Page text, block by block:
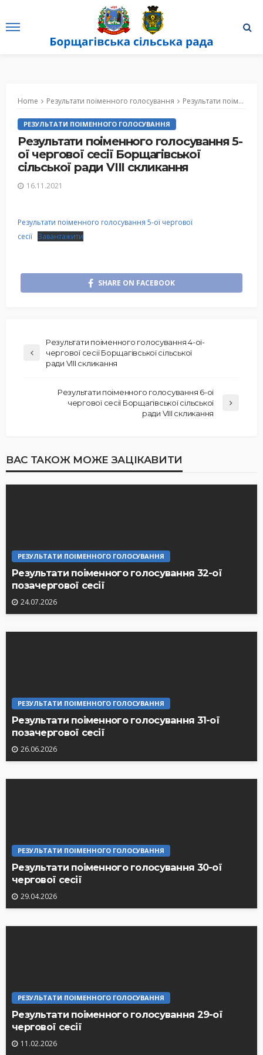
Home Результати поіменного голосування Результати поіменного голосування 5-ої чергової сесії Борщагівської сільської ради VIII скликання
РЕЗУЛЬТАТИ ПОІМЕННОГО ГОЛОСУВАННЯ
Результати поіменного голосування 5-
ої чергової сесії Борщагівської
сільської ради VIII скликання
16.11.2021
Результати поіменного голосування 5-ої чергової
сесії Завантажити
SHARE ON FACEBOOK
Результати поіменного голосування 4-ої-
чергової сесії Борщагівської сільської
ради VIII скликання
Результати поіменного голосування 6-ої
чергової сесії Борщагівської сільської
ради VIII скликання
ВАС ТАКОЖ МОЖЕ ЗАЦІКАВИТИ
РЕЗУЛЬТАТИ ПОІМЕННОГО ГОЛОСУВАННЯ
Результати поіменного голосування 32-ої
позачергової сесії
24.07.2026
РЕЗУЛЬТАТИ ПОІМЕННОГО ГОЛОСУВАННЯ
Результати поіменного голосування 31-ої
позачергової сесії
26.06.2026
РЕЗУЛЬТАТИ ПОІМЕННОГО ГОЛОСУВАННЯ
Результати поіменного голосування 30-ої
чергової сесії
29.04.2026
РЕЗУЛЬТАТИ ПОІМЕННОГО ГОЛОСУВАННЯ
Результати поіменного голосування 29-ої
чергової сесії
11.02.2026